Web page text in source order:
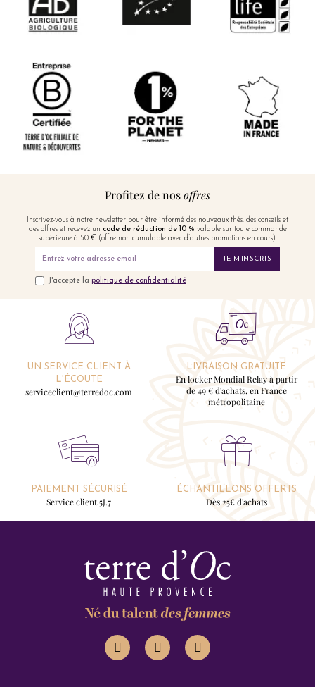
Profitez de nosoffres
Inscrivez-vous à notre newsletter pour être informé des nouveaux thés, des conseils et
des offres et recevez un code de réduction de 10 % valable sur toute commande
supérieure à 50 € (offre non cumulable avec d’autres promotions en cours).
JE M'INSCRIS
J'accepte la politique de confidentialité
UN SERVICE CLIENT À
L'ÉCOUTE
serviceclient@terredoc.com
LIVRAISON GRATUITE
En locker Mondial Relay à partir
de 49 € d'achats, en France
métropolitaine
PAIEMENT SÉCURISÉ
Service client 5J.7
ÉCHANTILLONS OFFERTS
Dès 25€ d'achats